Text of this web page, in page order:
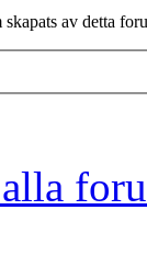
av detta